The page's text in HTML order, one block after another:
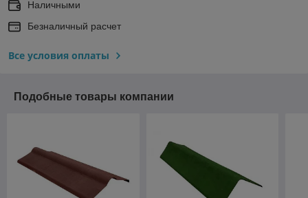
Наличными
Безналичный расчет
Все условия оплаты
Подобные товары компании